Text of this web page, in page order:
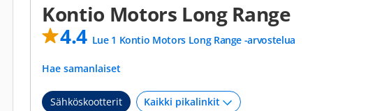
Kontio Motors Long Range
4.4 Lue 1 Kontio Motors Long Range -arvostelua
Hae samanlaiset
Sähköskootterit